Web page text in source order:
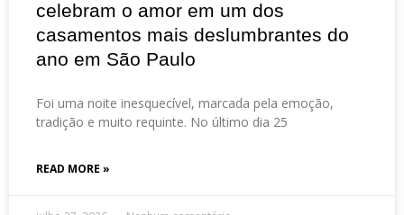
celebram o amor em um dos
casamentos mais deslumbrantes do
ano em São Paulo
Foi uma noite inesquecível, marcada pela emoção,
tradição e muito requinte. No último dia 25
READ MORE »